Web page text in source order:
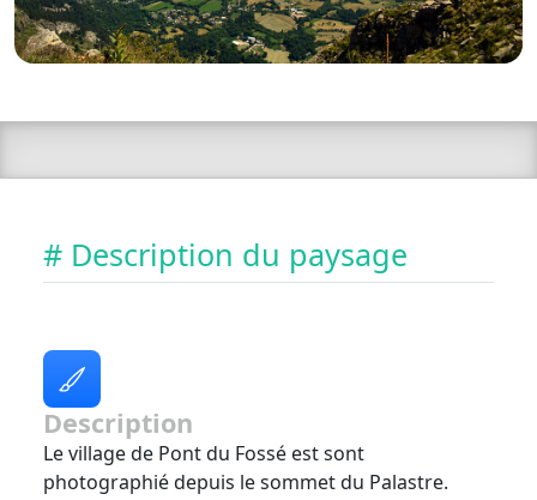
# Description du paysage
Description
Le village de Pont du Fossé est sont
photographié depuis le sommet du Palastre.